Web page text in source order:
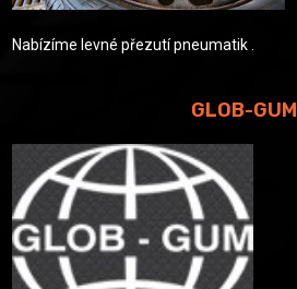
Nabízíme levné přezutí pneumatik .
GLOB-GUM